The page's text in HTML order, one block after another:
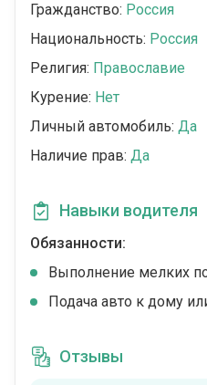
Гражданство: Россия
Национальность: Россия
Религия: Православие
Курение: Нет
Личный автомобиль: Да
Наличие прав: Да
Навыки водителя
Обязанности:
Выполнение мелких
Подача авто к дому
Отзывы